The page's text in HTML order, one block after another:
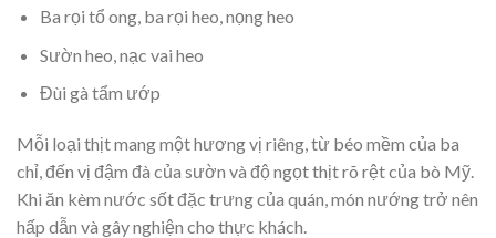
Ba rọi tổ ong, ba rọi heo, nọng heo
Sườn heo, nạc vai heo
Đùi gà tẩm ướp
Mỗi loại thịt mang một hương vị riêng, từ béo mềm của ba
chỉ, đến vị đậm đà của sườn và độ ngọt thịt rõ rệt của bò Mỹ.
Khi ăn kèm nước sốt đặc trưng của quán, món nướng trở nên
hấp dẫn và gây nghiện cho thực khách.